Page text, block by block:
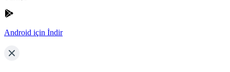
Android için İndir